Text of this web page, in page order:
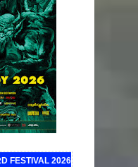
FESTIVAL 2026